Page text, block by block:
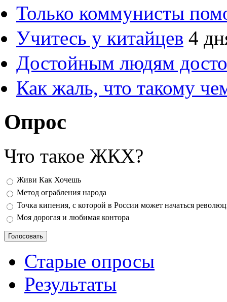
Только коммунисты
Учитесь у китайцев 4
Достойным людям
Как жаль, что такому
Опрос
Что такое ЖКХ?
Варианты
Живи Как Хочешь
Метод ограбления народа
Точка кипения, с которой в России может начаться
Моя дорогая и любимая контора
Старые опросы
Результаты